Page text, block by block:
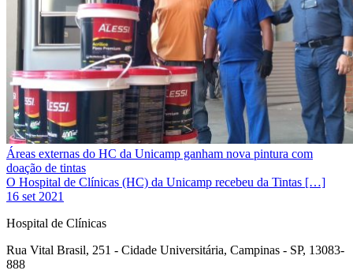
Áreas externas do HC da Unicamp ganham nova pintura com
doação de tintas
O Hospital de Clínicas (HC) da Unicamp recebeu da Tintas […]
16 set 2021
Hospital de Clínicas
Rua Vital Brasil, 251 - Cidade Universitária, Campinas - SP, 13083-
888